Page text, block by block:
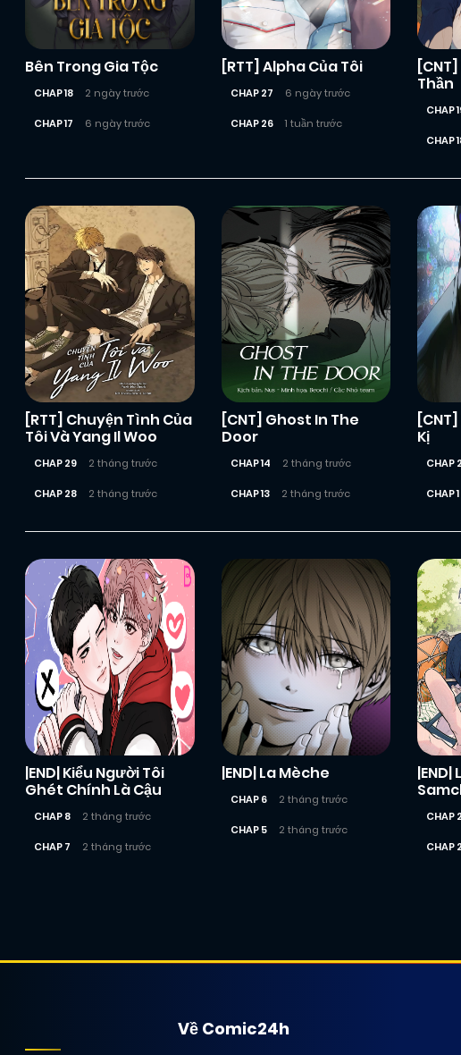
Bên Trong Gia Tộc
CHAP 18 2 ngày trước
CHAP 17 6 ngày trước
[RTT] Alpha Của Tôi
CHAP 27 6 ngày trước
CHAP 26 1 tuần trước
Thần
CHAP
CHAP
[RTT] Chuyện Tình Của
Tôi Và Yang Il Woo
CHAP 29 2 tháng trước
CHAP 28 2 tháng trước
[CNT] Ghost In The
Door
CHAP 14 2 tháng trước
CHAP 13 2 tháng trước
Kị
CHAP 2
CHAP 1
|END| Kiểu Người Tôi
Ghét Chính Là Cậu
CHAP 8 2 tháng trước
CHAP 7 2 tháng trước
|END| La Mèche
CHAP 6 2 tháng trước
CHAP 5 2 tháng trước
|END|
CHAP
CHAP
Về Comic24h